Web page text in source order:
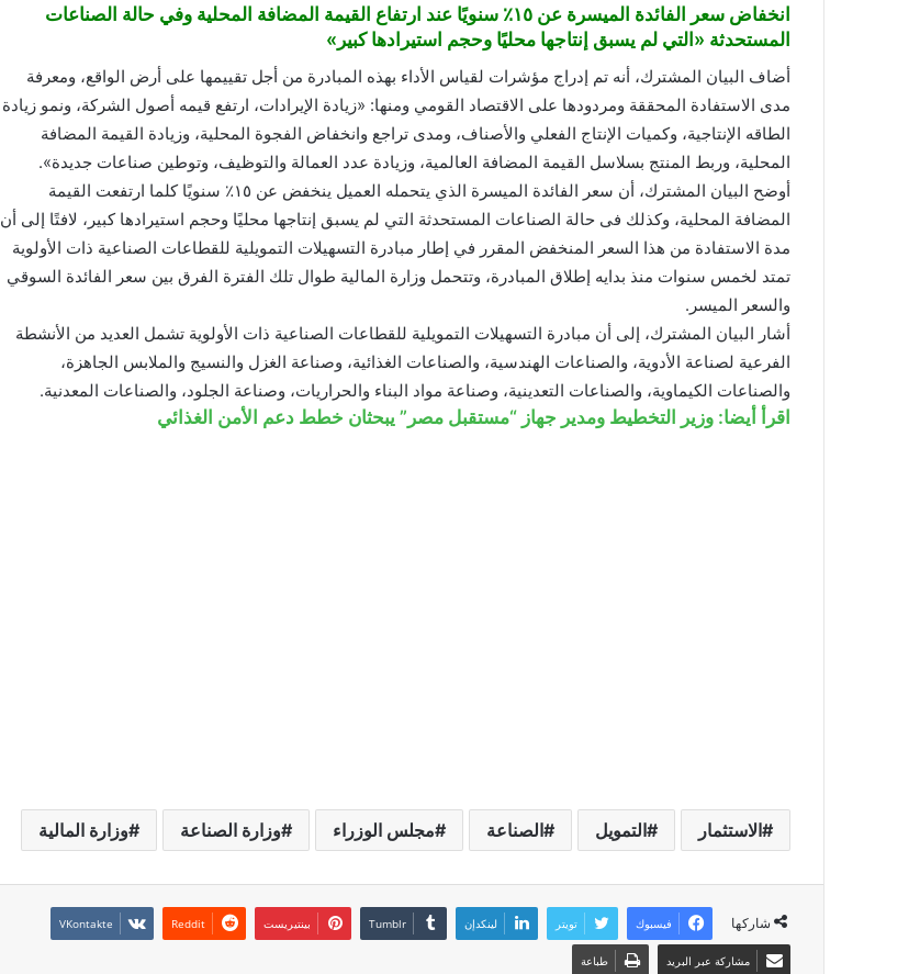
انخفاض سعر الفائدة الميسرة عن ١٥٪؜ سنويًا عند ارتفاع القيمة المضافة المحلية وفي حالة الصناعات
المستحدثة «التي لم يسبق إنتاجها محليًا وحجم استيرادها كبير»
أضاف البيان المشترك، أنه تم إدراج مؤشرات لقياس الأداء بهذه المبادرة من أجل تقييمها على أرض الواقع، ومعرفة
مدى الاستفادة المحققة ومردودها على الاقتصاد القومي ومنها: «زيادة الإيرادات، ارتفع قيمه أصول الشركة، ونمو زيادة
الطاقه الإنتاجية، وكميات الإنتاج الفعلي والأصناف، ومدى تراجع وانخفاض الفجوة المحلية، وزيادة القيمة المضافة
المحلية، وربط المنتج بسلاسل القيمة المضافة العالمية، وزيادة عدد العمالة والتوظيف، وتوطين صناعات جديدة».
أوضح البيان المشترك، أن سعر الفائدة الميسرة الذي يتحمله العميل ينخفض عن ١٥٪؜ سنويًا كلما ارتفعت القيمة
المضافة المحلية، وكذلك فى حالة الصناعات المستحدثة التي لم يسبق إنتاجها محليًا وحجم استيرادها كبير، لافتًا إلى أن
مدة الاستفادة من هذا السعر المنخفض المقرر في إطار مبادرة التسهيلات التمويلية للقطاعات الصناعية ذات الأولوية
تمتد لخمس سنوات منذ بدايه إطلاق المبادرة، وتتحمل وزارة المالية طوال تلك الفترة الفرق بين سعر الفائدة السوقي
والسعر الميسر.
أشار البيان المشترك، إلى أن مبادرة التسهيلات التمويلية للقطاعات الصناعية ذات الأولوية تشمل العديد من الأنشطة
الفرعية لصناعة الأدوية، والصناعات الهندسية، والصناعات الغذائية، وصناعة الغزل والنسيج والملابس الجاهزة،
والصناعات الكيماوية، والصناعات التعدينية، وصناعة مواد البناء والحراريات، وصناعة الجلود، والصناعات المعدنية.
اقرأ أيضا: وزير التخطيط ومدير جهاز “مستقبل مصر” يبحثان خطط دعم الأمن الغذائي
الاستثمار التمويل الصناعة مجلس الوزراء وزارة الصناعة وزارة المالية
شاركها فيسبوك تويتر لينكدإن بينتيريست
مشاركة عبر البريد طباعة